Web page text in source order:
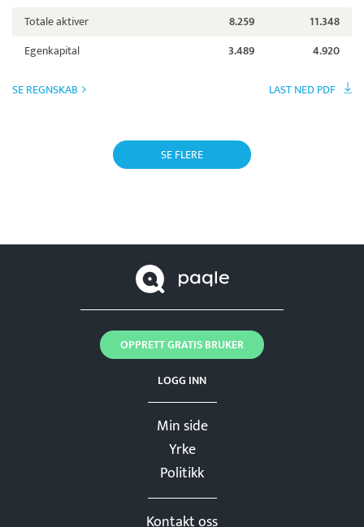
Totale aktiver
8.259
11.348
Egenkapital
3.489 4.920
SE REGNSKAB LAST NED PDF
SE FLERE
Min side
Yrke
Politikk
Kontakt oss
LOGG INN
OPPRETT GRATIS BRUKER